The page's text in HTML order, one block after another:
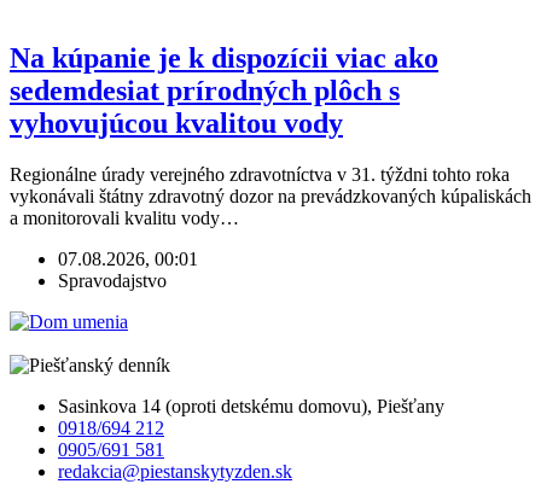
Na kúpanie je k dispozícii viac ako
sedemdesiat prírodných plôch s
vyhovujúcou kvalitou vody
Regionálne úrady verejného zdravotníctva v 31. týždni tohto roka
vykonávali štátny zdravotný dozor na prevádzkovaných kúpaliskách
a monitorovali kvalitu vody…
07.08.2026, 00:01
Spravodajstvo
Sasinkova 14 (oproti detskému domovu), Piešťany
0918/694 212
0905/691 581
redakcia@piestanskytyzden.sk